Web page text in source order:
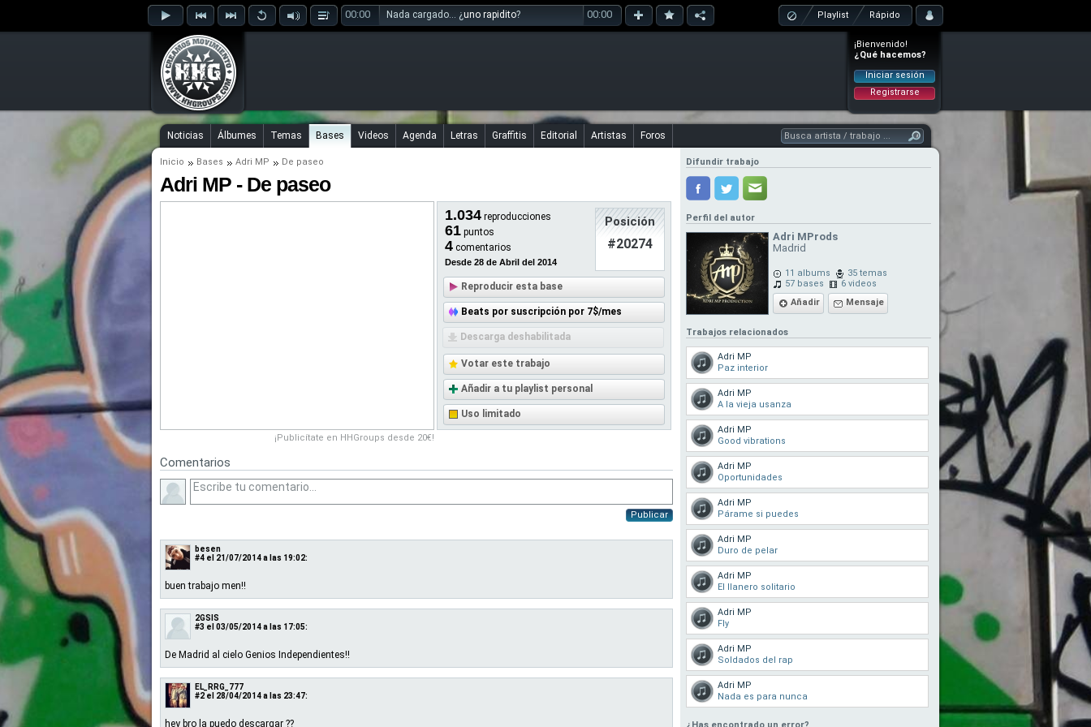
00:00 Nada cargado... ¿uno rapidito? 00:00 Playlist Rápido
¡Bienvenido!
¿Qué hacemos?
Iniciar sesión
Registrarse
Noticias Álbumes Temas Bases Videos Agenda Letras Graffitis Editorial Artistas Foros
Inicio Bases Adri MP De paseo
Adri MP - De paseo
¡Publicítate en HHGroups desde 20€!
1.034 reproducciones
61 puntos
4 comentarios
Desde 28 de Abril del 2014
Posición
#20274
Reproducir esta base
Beats por suscripción por 7$/mes
Descarga deshabilitada
Votar este trabajo
Añadir a tu playlist personal
Uso limitado
Comentarios
Publicar
besen
#4 el 21/07/2014 a las 19:02:
buen trabajo men!!
2GSIS
#3 el 03/05/2014 a las 17:05:
De Madrid al cielo Genios Independientes!!
EL_RRG_777
#2 el 28/04/2014 a las 23:47:
hey bro la puedo descargar ??
Difundir trabajo
Perfil del autor
Adri MProds
Madrid
11 albums
35 temas
57 bases
6 videos
Añadir
Mensaje
Trabajos relacionados
Adri MP
Paz interior
Adri MP
A la vieja usanza
Adri MP
Good vibrations
Adri MP
Oportunidades
Adri MP
Párame si puedes
Adri MP
Duro de pelar
Adri MP
El llanero solitario
Adri MP
Fly
Adri MP
Soldados del rap
Adri MP
Nada es para nunca